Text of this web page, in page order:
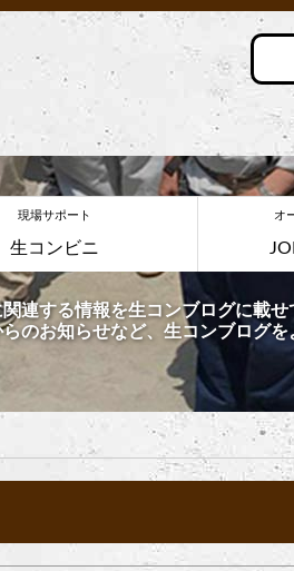
現場サポート
生コンビニ
オ
連する情報を生コンブログに載せ
のお知らせなど、生コンブログ